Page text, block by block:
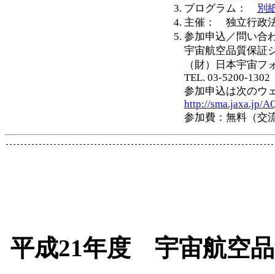
プログラム：
別
主催： 独立行政
参加申込／問い合
宇宙航空品質保証
（財）日本宇宙
TEL. 03-5200-
参加申込は次のウ
http://sma.jaxa.jp/
参加費：無料（交
平成21年度 宇宙航空